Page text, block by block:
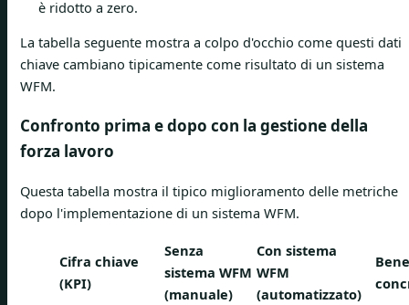
è ridotto a zero.
La tabella seguente mostra a colpo d'occhio come questi dati
chiave cambiano tipicamente come risultato di un sistema
WFM.
Confronto prima e dopo con la gestione della
forza lavoro
Questa tabella mostra il tipico miglioramento delle metriche
dopo l'implementazione di un sistema WFM.
Cifra chiave
(KPI)
Senza
sistema WFM
(manuale)
Con sistema
WFM
(automatizzato)